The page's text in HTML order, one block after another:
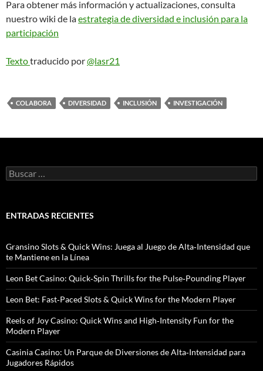
Para obtener más información y actualizaciones, consulta
nuestro wiki de laestrategia de diversidad e inclusión para la
participación
Textotraducido por@lasr21
COLABORA DIVERSIDAD INCLUSIÓN INVESTIGACIÓN
B
u
a
ENTRADAS RECIENTES
Gransino Slots & Quick Wins: Juega al Juego de Alta‑Intensidad que
te Mantiene en la Línea
Leon Bet Casino: Quick‑Spin Thrills for the Pulse‑Pounding Player
Leon Bet: Fast‑Paced Slots & Quick Wins for the Modern Player
Reels of Joy Casino: Quick Wins and High‑Intensity Fun for the
Modern Player
Casinia Casino: Un Parque de Diversiones de Alta‑Intensidad para
Jugadores Rápidos